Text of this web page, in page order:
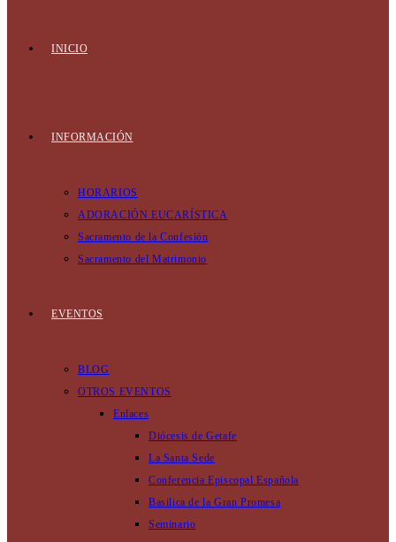
INICIO
INFORMACIÓN
HORARIOS
ADORACIÓN EUCARÍSTICA
Sacramento de la Confesión
Sacramento del Matrimonio
EVENTOS
BLOG
OTROS EVENTOS
Enlaces
Diócesis de Getafe
La Santa Sede
Conferencia Episcopal Española
Basilica de la Gran Promesa
Seminario